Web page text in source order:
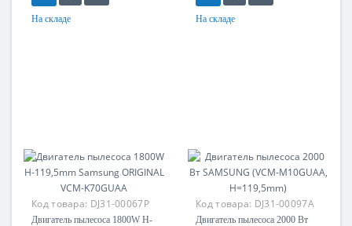
На складе На складе
Код товара: DJ31-00067P
Двигатель пылесоса 1800W H-
Код товара: DJ31-00097A
Двигатель пылесоса 2000 Вт